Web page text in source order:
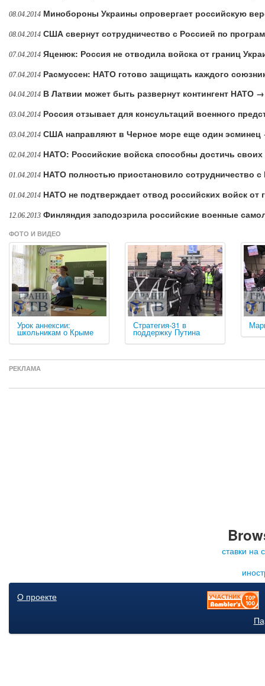
08.04.2014 Минобороны Украины опровергает российскую
08.04.2014 США свернут сотрудничество с Россией по
07.04.2014 Яценюк: Россия не отводила войска от границ
07.04.2014 Расмуссен: НАТО готово защищать каждого
04.04.2014 В Латвии может быть развернут контингент НАТО →
03.04.2014 Россия отзывает для консультаций военного
03.04.2014 США направляют в Черное море еще один
02.04.2014 НАТО: Российские войска способны достичь
01.04.2014 НАТО полностью приостановило сотрудничество
01.04.2014 НАТО не подтверждает отвод российских войск от
12.06.2013 Финляндия заподозрила российские военные
ФОТО И ВИДЕО
Урок аннексии:
школьникам о Крыме
Стратегия-31 в
поддержку Путина
РЕКЛАМА
ставки на
О проекте